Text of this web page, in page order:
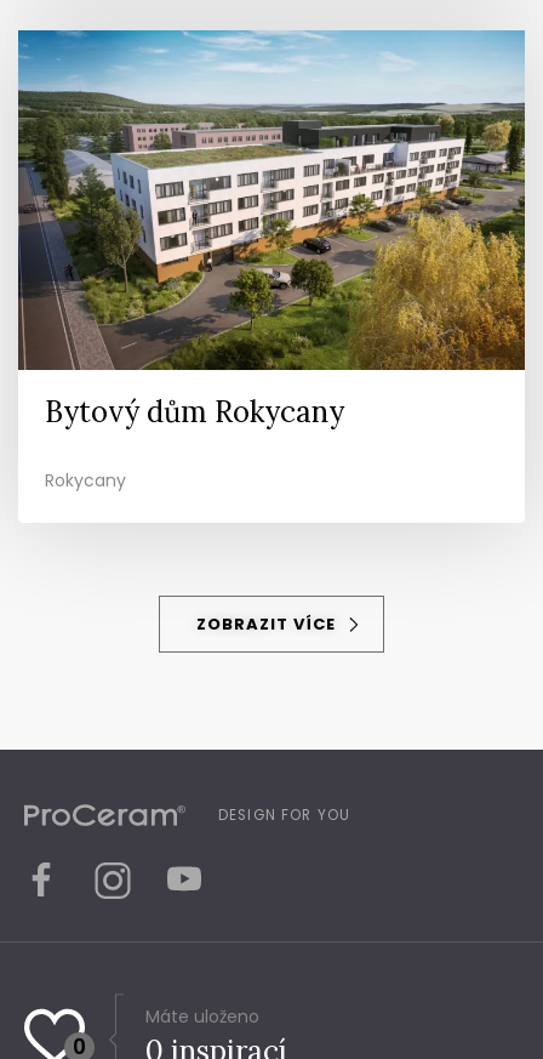
Bytový dům Rokycany
Rokycany
ZOBRAZIT VÍCE
DESIGN FOR YOU
0
Máte uloženo
0 inspirací